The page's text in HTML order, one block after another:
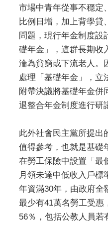
市場中青年從事不穩定
比例日增，加上背學貸
問題，現行年金制度設
礎年金」，這群長期收
淪為貧窮或下流老人。
處理「基礎年金」，立
附帶決議將基礎年金併
退整合年金制度進行研
此外社會民主黨所提出
值得參考，也就是基礎
在勞工保險中設置「最
月領未達中低收入戶標
年資滿30年，由政府全
最少有41萬名勞工受惠
56％，包括公教人員若